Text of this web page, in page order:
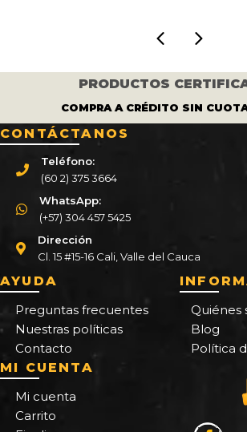
PRODUCTOS
COMPRA A CRÉDITO SIN
CONTÁCTANOS
Teléfono:
(60 2) 375 3664
WhatsApp:
(+57) 304 457 5425
Dirección
Cl. 15 #15-16 Cali, Valle del Cauca
AYUDA
Preguntas frecuentes
Nuestras políticas
Contacto
Quiénes
Blog
Política
MI CUENTA
Mi cuenta
Carrito